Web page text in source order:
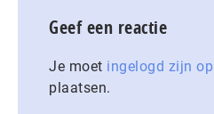
Geef een reactie
Je moet ingelogd zijn op
plaatsen.